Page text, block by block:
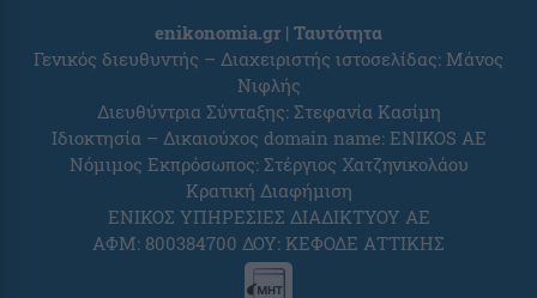
enikonomia.gr | Ταυτότητα
Γενικός διευθυντής – Διαχειριστής ιστοσελίδας: Μάνος
Νιφλής
Διευθύντρια Σύνταξης: Στεφανία Κασίμη
Ιδιοκτησία – Δικαιούχος domain name: ENIKOS AE
Νόμιμος Εκπρόσωπος: Στέργιος Χατζηνικολάου
Κρατική Διαφήμιση
ΕΝΙΚΟΣ ΥΠΗΡΕΣΙΕΣ ΔΙΑΔΙΚΤΥΟΥ ΑΕ
ΑΦΜ: 800384700 ΔΟΥ: ΚΕΦΟΔΕ ΑΤΤΙΚΗΣ